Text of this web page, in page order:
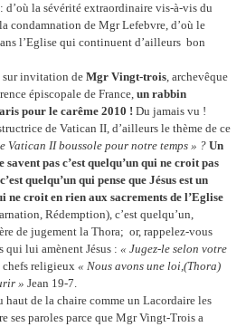
d’où la sévérité extraordinaire vis-à-vis du
condamnation de Mgr Lefebvre, d’où le
l’Eglise qui continuent d’ailleurs bon
sur invitation de Mgr Vingt-trois, archevêque
épiscopale de France, un rabbin
pour le carême 2010 ! Du jamais vu !
de Vatican II, d’ailleurs le thème de ce
Vatican II boussole pour notre temps » ? Un
pas c’est quelqu’un qui ne croit pas
quelqu’un qui pense que Jésus est un
ne croit en rien aux sacrements de l’Eglise
Rédemption), c’est quelqu’un,
de jugement la Thora; or, rappelez-vous
lui amènent Jésus : « Jugez-le selon votre
chefs religieux « Nous avons une loi,(Thora)
» Jean 19-7.
haut de la chaire comme un Lacordaire les
ses paroles parce que Mgr Vingt-Trois a